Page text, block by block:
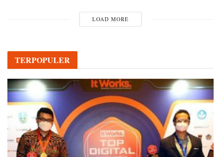
LOAD MORE
TERPOPULER